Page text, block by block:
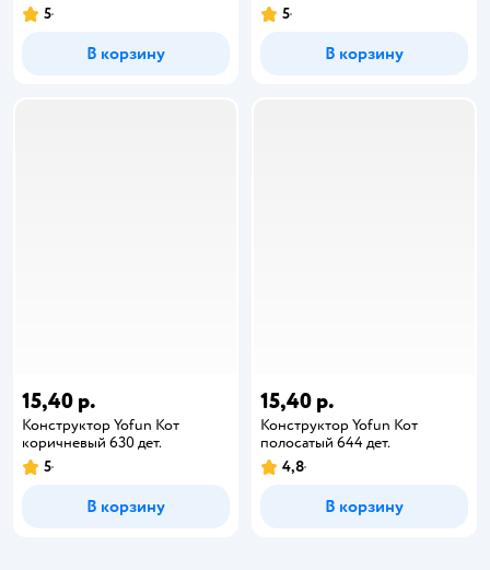
5
В корзину
5
В корзину
15,40 р.
Конструктор Yofun Кот
коричневый 630 дет.
5
В корзину
15,40 р.
Конструктор Yofun Кот
полосатый 644 дет.
4,8
В корзину